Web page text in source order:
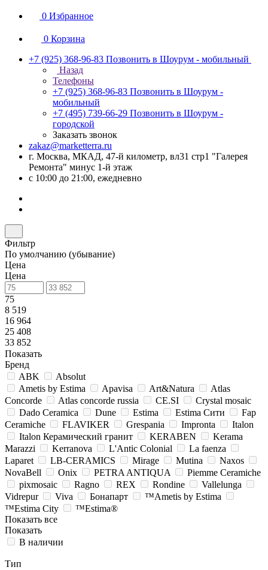
0 Избранное
0 Корзина
+7 (925) 368-96-83 Позвонить в Шоурум - мобильный
Назад
Телефоны
+7 (925) 368-96-83 Позвонить в Шоурум -
мобильный
+7 (495) 739-66-29 Позвонить в Шоурум -
городской
Заказать звонок
zakaz@marketterra.ru
г. Москва, МКАД, 47-й километр, вл31 стр1 "Галерея
Ремонта" минус 1-й этаж
с 10:00 до 21:00, ежедневно
Фильтр
По умолчанию (убывание)
Цена
Цена
75
8 519
16 964
25 408
33 852
Показать
Бренд
ABK
Absolut
Ametis by Estima
Apavisa Art&Natura
Atlas
Concorde
Atlas concorde russia CE.SI
Crystal mosaic
Dado Ceramica
Dune Estima Estima Cити
Fap
Ceramiche
FLAVIKER Grespania Impronta
Italon
Italon Керамический гранит
KERABEN
Kerama
Marazzi
Kerranova L'Antic Colonial
La faenza
Laparet
LB-CERAMICS Mirage Mutina
Naxos
NovaBell
Onix PETRA ANTIQUA
Piemme Ceramiche
pixmosaic
Ragno REX Rondine
Vallelunga
Vidrepur
Viva Бонапарт
™Ametis by Estima
™Estima City
™Estima®
Показать все
Показать
В наличии
Тип